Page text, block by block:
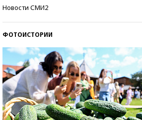
Новости СМИ2
ФОТОИСТОРИИ